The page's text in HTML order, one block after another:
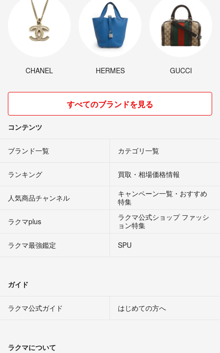
CHANEL HERMES GUCCI
すべてのブランドを見る
コンテンツ
ブランド一覧 カテゴリ一覧
ランキング 買取・相場価格情報
人気商品チャンネル
キャンペーン一覧・おすすめ
特集
ラクマplus
ラクマ公式ショップ ファッシ
ョン特集
ラクマ最強鑑定
SPU
ガイド
ラクマ公式ガイド はじめての方へ
ラクマについて